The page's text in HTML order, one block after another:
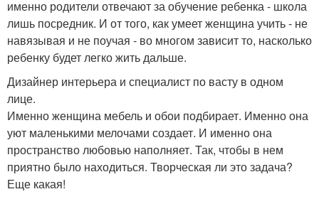
именно родители отвечают за обучение ребенка - школа
лишь посредник. И от того, как умеет женщина учить - не
навязывая и не поучая - во многом зависит то, насколько
ребенку будет легко жить дальше.
Дизайнер интерьера и специалист по васту в одном
лице.
Именно женщина мебель и обои подбирает. Именно она
уют маленькими мелочами создает. И именно она
пространство любовью наполняет. Так, чтобы в нем
приятно было находиться. Творческая ли это задача?
Еще какая!